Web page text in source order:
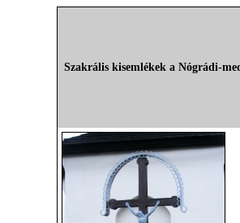
Szakrális kisemlékek a Nógrádi-